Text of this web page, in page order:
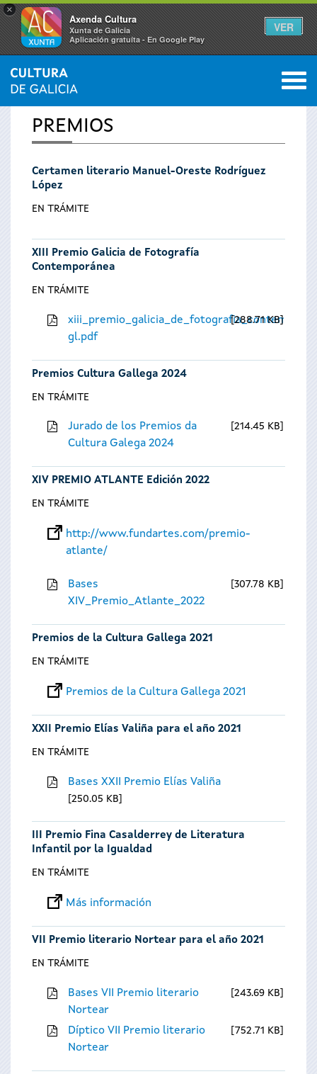
×
Axenda Cultura
Xunta de Galicia
Aplicación gratuíta - En Google Play
VER
Se
encuentra
usted
aquí
INICIO 0
PREMIOS
Certamen literario Manuel-Oreste Rodríguez
López
EN TRÁMITE
XIII Premio Galicia de Fotografía
Contemporánea
EN TRÁMITE
gl.pdf
288.71 KB
Premios Cultura Gallega 2024
EN TRÁMITE
Jurado de los Premios da
Cultura Galega 2024
214.45 KB
XIV PREMIO ATLANTE Edición 2022
EN TRÁMITE
http://www.fundartes.com/premio-
atlante/
Bases
XIV_Premio_Atlante_2022
307.78 KB
Premios de la Cultura Gallega 2021
EN TRÁMITE
Premios de la Cultura Gallega 2021
XXII Premio Elías Valiña para el año 2021
EN TRÁMITE
Bases XXII Premio Elías Valiña
250.05 KB
III Premio Fina Casalderrey de Literatura
Infantil por la Igualdad
EN TRÁMITE
Más información
VII Premio literario Nortear para el año 2021
EN TRÁMITE
Bases VII Premio literario
Nortear
243.69 KB
Díptico VII Premio literario
Nortear
752.71 KB